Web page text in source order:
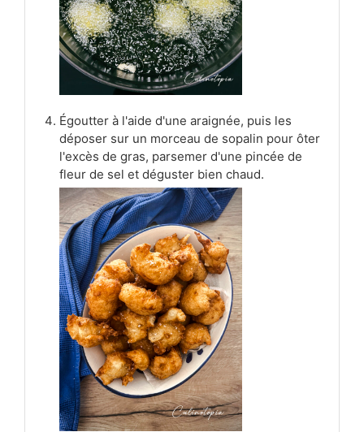
Égoutter à l'aide d'une araignée, puis les
déposer sur un morceau de sopalin pour ôter
l'excès de gras, parsemer d'une pincée de
fleur de sel et déguster bien chaud.